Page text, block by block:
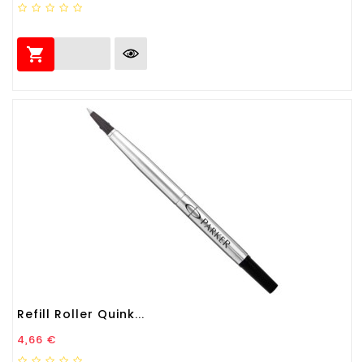

Refill Roller Quink...
Prezzo
4,66 €